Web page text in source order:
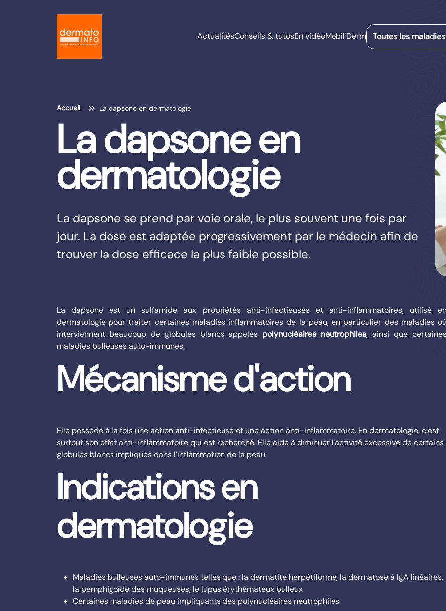
ActualitésConseils & tutosEn vidéoMobil'Derm Toutes les maladies
Accueil La dapsone en dermatologie
La dapsone en
dermatologie
La dapsone se prend par voie orale, le plus souvent une fois par
jour. La dose est adaptée progressivement par le médecin afin de
trouver la dose efficace la plus faible possible.
La dapsone est un sulfamide aux propriétés anti-infectieuses et anti-inflammatoires, utilisé en
dermatologie pour traiter certaines maladies inflammatoires de la peau, en particulier des maladies où
interviennent beaucoup de globules blancs appelés polynucléaires neutrophiles, ainsi que certaines
maladies bulleuses auto-immunes.
Mécanisme d'action
Elle possède à la fois une action anti-infectieuse et une action anti-inflammatoire. En dermatologie, c’est
surtout son effet anti-inflammatoire qui est recherché. Elle aide à diminuer l’activité excessive de certains
globules blancs impliqués dans l’inflammation de la peau.
Indications en
dermatologie
Maladies bulleuses auto-immunes telles que : la dermatite herpétiforme, la dermatose à IgA linéaires,
la pemphigoïde des muqueuses, le lupus érythémateux bulleux
Certaines maladies de peau impliquants des polynucléaires neutrophiles